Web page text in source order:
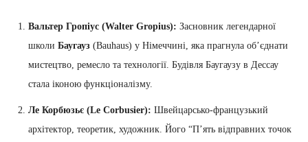
Вальтер Гропіус (Walter Gropius): Засновник легендарної
школи Баугауз (Bauhaus) у Німеччині, яка прагнула об’єднати
мистецтво, ремесло та технології. Будівля Баугаузу в Дессау
стала іконою функціоналізму.
Ле Корбюзьє (Le Corbusier): Швейцарсько-французький
архітектор, теоретик, художник. Його “П’ять відправних точок